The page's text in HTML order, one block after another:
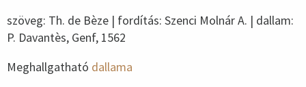
szöveg: Th. de Bèze | fordítás: Szenci Molnár A. | dallam:
P. Davantès, Genf, 1562
Meghallgatható dallama